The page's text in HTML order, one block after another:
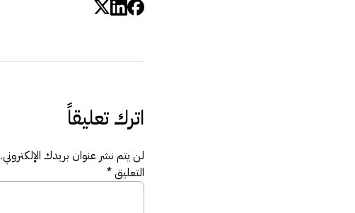
اترك تعليقاً
لن يتم نشر عنوان بريدك الإلكتروني.
التعليق*